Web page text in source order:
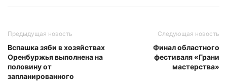
Предыдущая новость
Вспашка зяби в хозяйствах
Оренбуржья выполнена на
половину от
запланированного
Следующая новость
Финал областного
фестиваля «Грани
мастерства»